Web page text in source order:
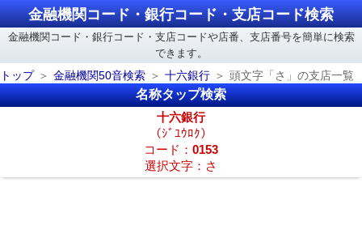
金融機関コード・銀行コード・支店コード検索
金融機関コード・銀行コード・支店コードや店番、支店番号を簡単に検索
できます。
トップ
金融機関50音検索 十六銀行 頭文字「さ」の支店一覧
名称タップ検索
十六銀行
（ｼﾞﾕｳﾛｸ）
コード： 0153
選択文字：さ